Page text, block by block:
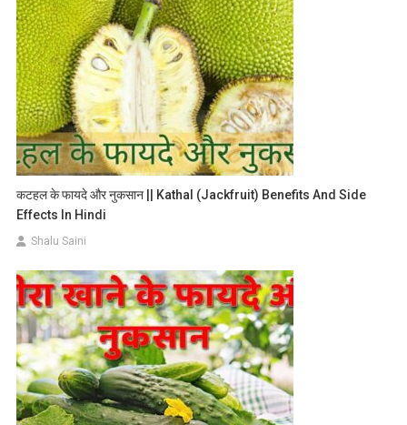
कटहल के फायदे और नुकसान || Kathal (Jackfruit) Benefits And Side
Effects In Hindi
Shalu Saini